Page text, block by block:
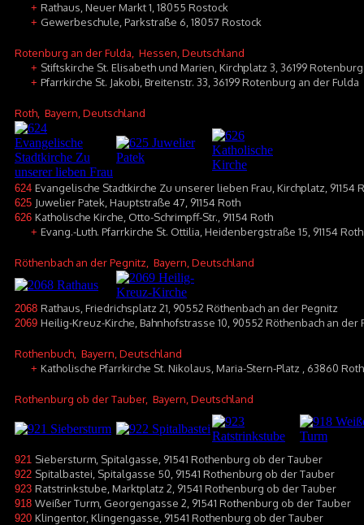
+ Rathaus, Neuer Markt 1, 18055 Rostock
+ Gewerbeschule, Parkstraße 6, 18057 Rostock
Rotenburg an der Fulda , Hessen, Deutschland
+ Stiftskirche St. Elisabeth und Marien, Kirchplatz 3, 36199
+ Pfarrkirche St. Jakobi, Breitenstr. 33, 36199 Rotenburg an der Fulda
Roth , Bayern, Deutschland
624 Evangelische Stadtkirche Zu unserer lieben Frau, Kirchplatz, 91154
625 Juwelier Patek, Hauptstraße 47, 91154 Roth
626 Katholische Kirche, Otto-Schrimpff-Str., 91154 Roth
+ Evang.-Luth. Pfarrkirche St. Ottilia, Heidenbergstraße 15, 91154
Röthenbach an der Pegnitz , Bayern, Deutschland
2068 Rathaus, Friedrichsplatz 21, 90552 Röthenbach an der Pegnitz
2069 Heilig-Kreuz-Kirche, Bahnhofstrasse 10, 90552 Röthenbach an der
Rothenbuch , Bayern, Deutschland
+ Katholische Pfarrkirche St. Nikolaus, Maria-Stern-Platz , 63860
Rothenburg ob der Tauber, Bayern, Deutschland
921 Siebersturm, Spitalgasse, 91541 Rothenburg ob der Tauber
922 Spitalbastei, Spitalgasse 50, 91541 Rothenburg ob der Tauber
923 Ratstrinkstube, Marktplatz 2, 91541 Rothenburg ob der Tauber
918 Weißer Turm, Georgengasse 2, 91541 Rothenburg ob der Tauber
920 Klingentor, Klingengasse, 91541 Rothenburg ob der Tauber